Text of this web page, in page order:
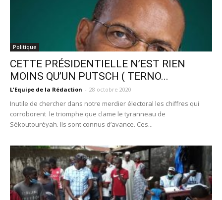
Politique
CETTE PRÉSIDENTIELLE N’EST RIEN
MOINS QU’UN PUTSCH ( TERNO...
L'Equipe de la Rédaction - 28 octobre 2020
Inutile de chercher dans notre merdier électoral les chiffres qui
corroborent le triomphe que clame le tyranneau de
Sékoutouréyah. Ils sont connus d’avance. Ces...